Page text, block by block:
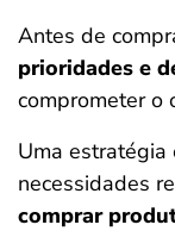
Antes de
prioridades e
comprometer o
Uma estratégia
necessidades
comprar